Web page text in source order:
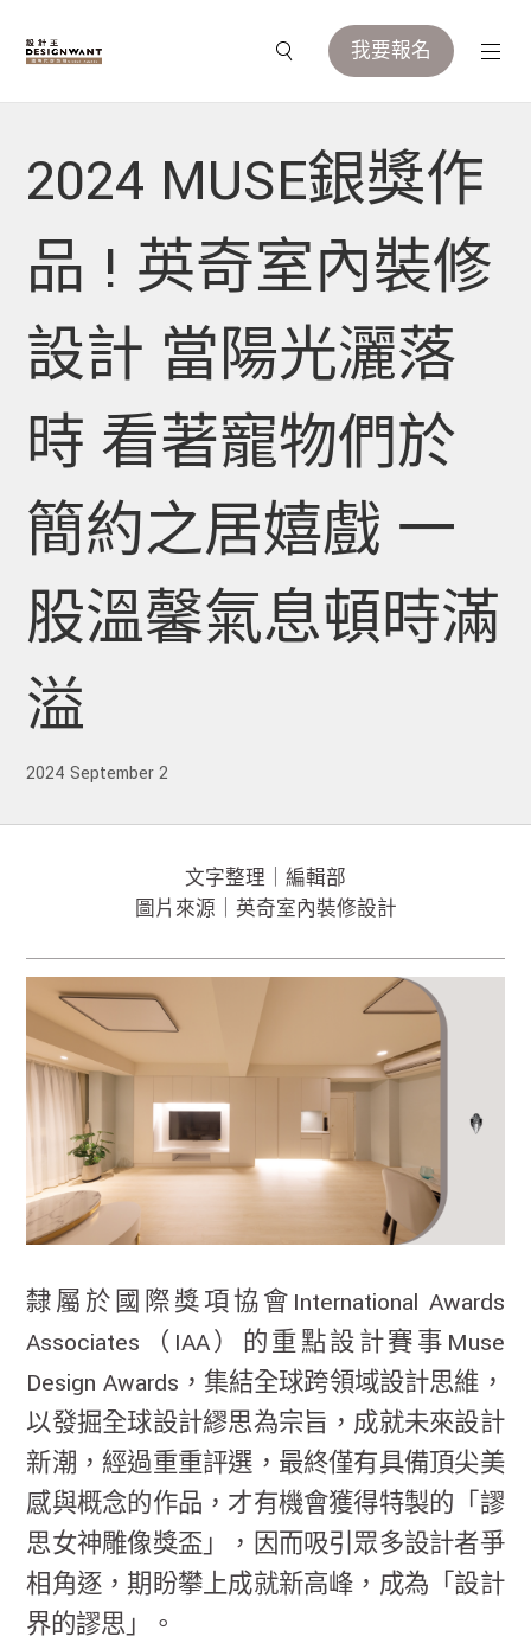
我要報名
2024 MUSE銀獎作
品 ! 英奇室內裝修
設計 當陽光灑落
時 看著寵物們於
簡約之居嬉戲 一
股溫馨氣息頓時滿
溢
2024 September 2
文字整理｜編輯部
圖片來源｜英奇室內裝修設計
隸屬於國際獎項協會International Awards
Associates（IAA）的重點設計賽事Muse
Design Awards，集結全球跨領域設計思維，
以發掘全球設計繆思為宗旨，成就未來設計
新潮，經過重重評選，最終僅有具備頂尖美
感與概念的作品，才有機會獲得特製的「謬
思女神雕像獎盃」，因而吸引眾多設計者爭
相角逐，期盼攀上成就新高峰，成為「設計
界的謬思」。